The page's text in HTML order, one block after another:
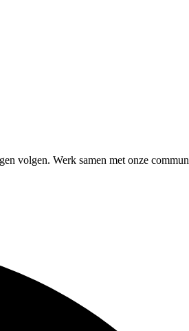
volgen. Werk samen met onze